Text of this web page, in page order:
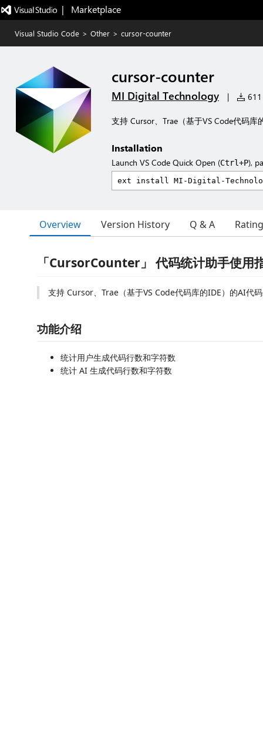
|   Marketplace
Visual Studio Code > Other > cursor-counter
cursor-counter
MI Digital Technology |
支持 Cursor、Trae（基于VS Code代码
Installation
Launch VS Code Quick Open (Ctrl+P),
Overview Version History Q & A
「CursorCounter」 代码统计助手使用
支持 Cursor、Trae（基于VS Code代码库的IDE）的AI代
功能介绍
统计用户生成代码行数和字符数
统计 AI 生成代码行数和字符数